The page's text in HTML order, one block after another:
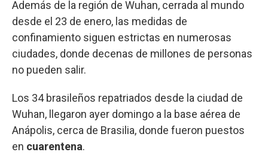
Además de la región de Wuhan, cerrada al mundo
desde el 23 de enero, las medidas de
confinamiento siguen estrictas en numerosas
ciudades, donde decenas de millones de personas
no pueden salir.
Los 34 brasileños repatriados desde la ciudad de
Wuhan, llegaron ayer domingo a la base aérea de
Anápolis, cerca de Brasilia, donde fueron puestos
en cuarentena.